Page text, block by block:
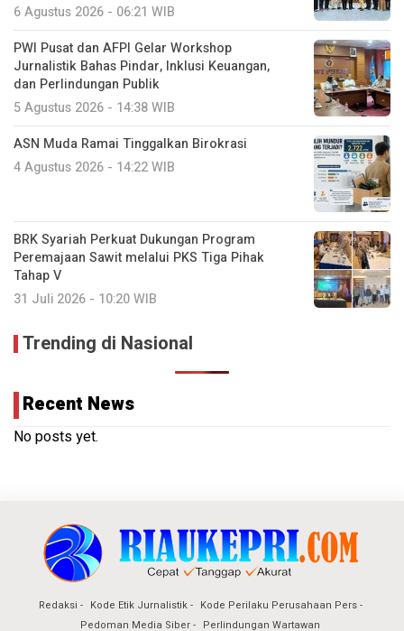
6 Agustus 2026 - 06:21 WIB
PWI Pusat dan AFPI Gelar Workshop
Jurnalistik Bahas Pindar, Inklusi Keuangan,
dan Perlindungan Publik
5 Agustus 2026 - 14:38 WIB
ASN Muda Ramai Tinggalkan Birokrasi
4 Agustus 2026 - 14:22 WIB
BRK Syariah Perkuat Dukungan Program
Peremajaan Sawit melalui PKS Tiga Pihak
Tahap V
31 Juli 2026 - 10:20 WIB
Trending di Nasional
Recent News
No posts yet.
Redaksi Kode Etik Jurnalistik
Kode Perilaku Perusahaan Pers
Pedoman Media Siber
Perlindungan Wartawan